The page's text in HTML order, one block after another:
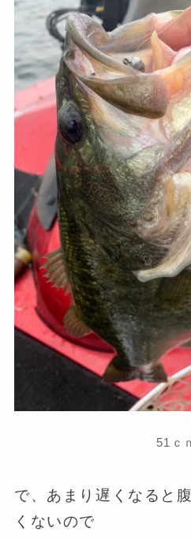
51ｃ
で、あまり遅くなると
くないので